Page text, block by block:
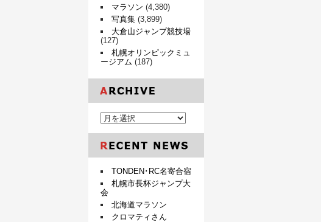
マラソン (4,380)
写真集 (3,899)
大倉山ジャンプ競技場
(127)
札幌オリンピックミュ
ージアム (187)
TONDEN･RC名寄合宿
札幌市長杯ジャンプ大
会
北海道マラソン
クロマティさん